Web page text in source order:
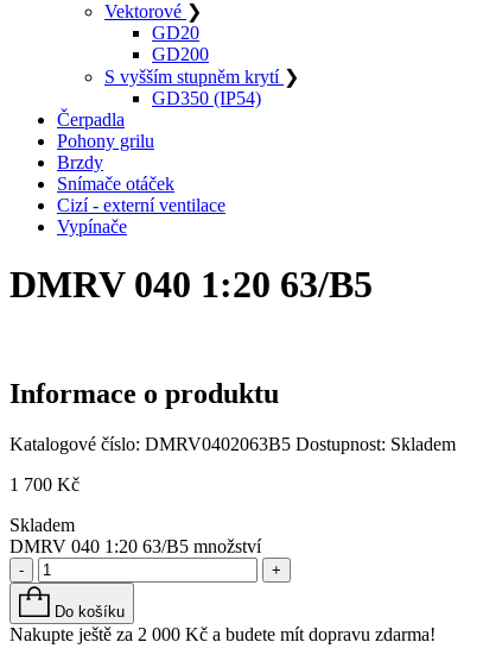
Vektorové ❯
GD20
GD200
S vyšším stupněm krytí ❯
GD350 (IP54)
Čerpadla
Pohony grilu
Brzdy
Snímače otáček
Cizí - externí ventilace
Vypínače
DMRV 040 1:20 63/B5
Informace o produktu
Katalogové číslo: DMRV0402063B5 Dostupnost: Skladem
1 700 Kč
Skladem
DMRV 040 1:20 63/B5 množství
- +
Do košíku
Nakupte ještě za 2 000 Kč a budete mít dopravu zdarma!